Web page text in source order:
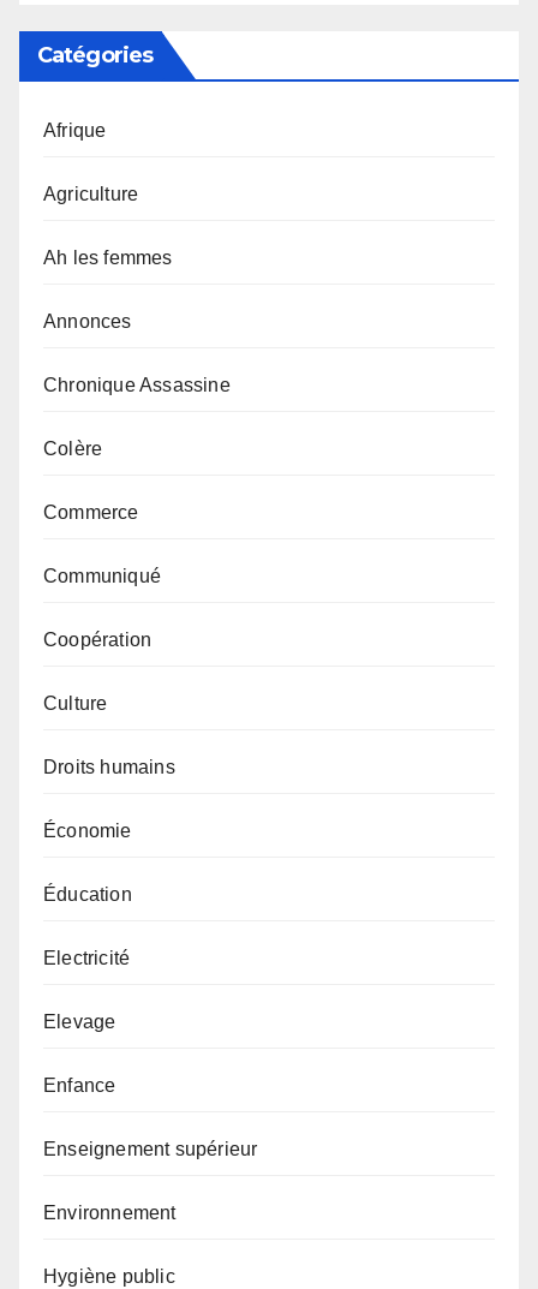
Catégories
Afrique
Agriculture
Ah les femmes
Annonces
Chronique Assassine
Colère
Commerce
Communiqué
Coopération
Culture
Droits humains
Économie
Éducation
Electricité
Elevage
Enfance
Enseignement supérieur
Environnement
Hygiène public